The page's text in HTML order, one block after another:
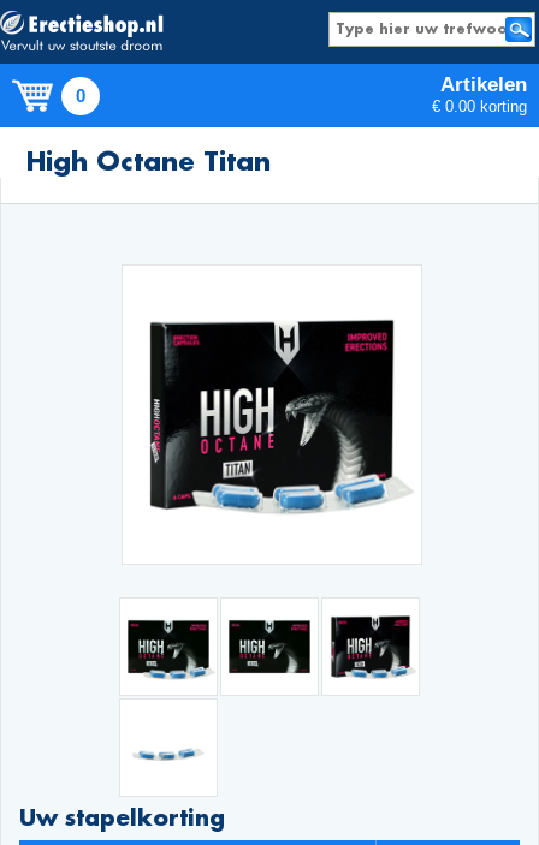
0 Artikelen
€ 0.00 korting
Producten
High Octane Titan
Uw stapelkorting